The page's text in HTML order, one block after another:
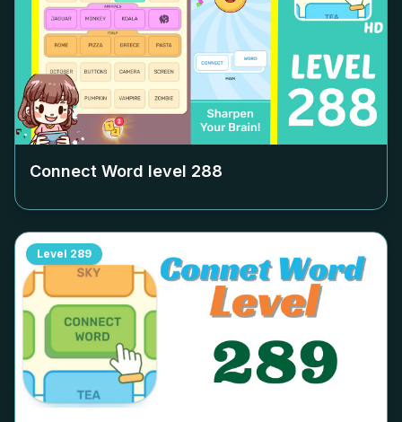
Connect Word level 288
Level 289